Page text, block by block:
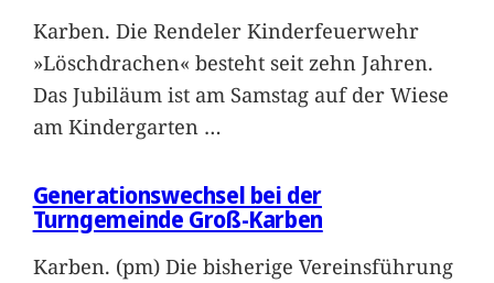
Karben. Die Rendeler Kinderfeuerwehr
»Löschdrachen« besteht seit zehn Jahren.
Das Jubiläum ist am Samstag auf der Wiese
am Kindergarten …
Generationswechsel bei der
Turngemeinde Groß-Karben
Karben. (pm) Die bisherige Vereinsführung